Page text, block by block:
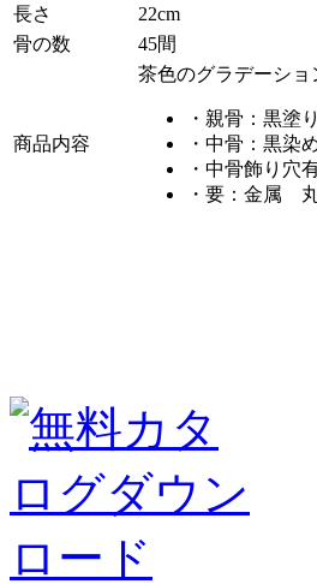
長さ
22cm
骨の数
45間
商品内容
茶色のグラデーシ
・親骨：黒塗
・中骨：黒染め
・中骨飾り穴
・要：金属 丸